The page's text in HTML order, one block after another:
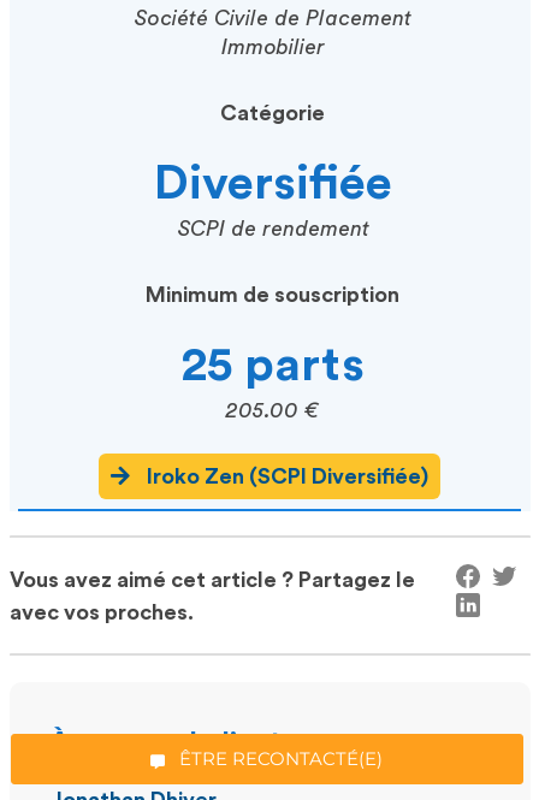
*Champs obligatoires
“Excellent”, 165 avis
ÊTRE RECONTACTÉ(E)
Société Civile de Placement
Immobilier
Catégorie
Diversifiée
SCPI de rendement
Minimum de souscription
25 parts
205.00 €
Iroko Zen (SCPI Diversifiée)
Vous avez aimé cet article ? Partagez le
avec vos proches.
À propos de l’auteur